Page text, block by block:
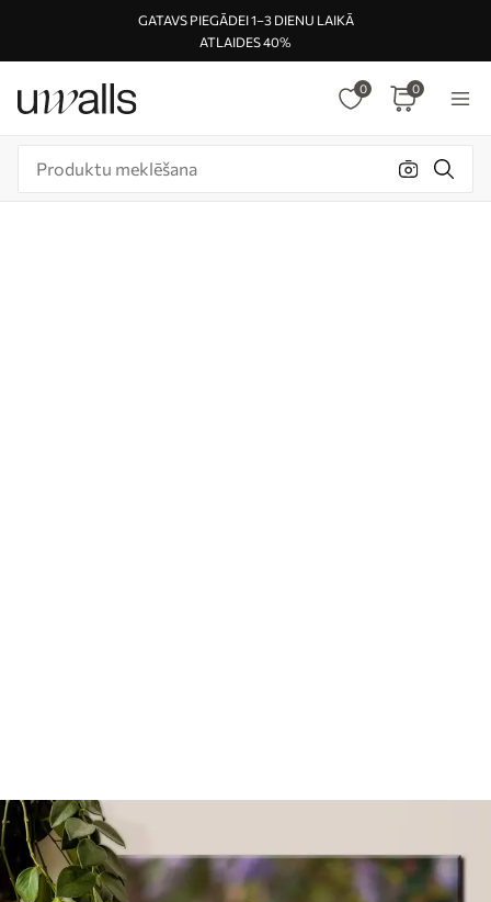
GATAVS PIEGĀDEI 1–3 DIENU LAIKĀ
ATLAIDES 40%
0 0